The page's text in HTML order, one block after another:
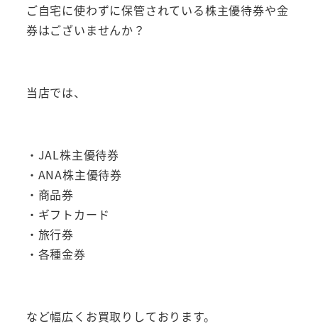
ご自宅に使わずに保管されている株主優待券や金
券はございませんか？
当店では、
・JAL株主優待券
・ANA株主優待券
・商品券
・ギフトカード
・旅行券
・各種金券
など幅広くお買取りしております。